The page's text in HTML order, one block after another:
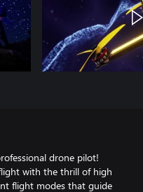
drone pilot!
with the thrill of high
flight modes that guide